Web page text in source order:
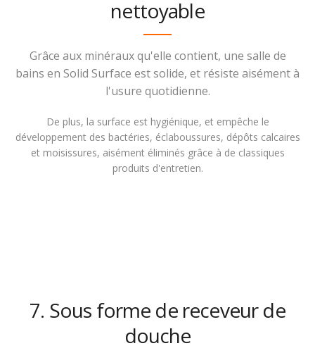
nettoyable
Grâce aux minéraux qu'elle contient, une salle de
bains en Solid Surface est solide, et résiste aisément à
l'usure quotidienne.
De plus, la surface est hygiénique, et empêche le
développement des bactéries, éclaboussures, dépôts calcaires
et moisissures, aisément éliminés grâce à de classiques
produits d'entretien.
7. Sous forme de receveur de
douche